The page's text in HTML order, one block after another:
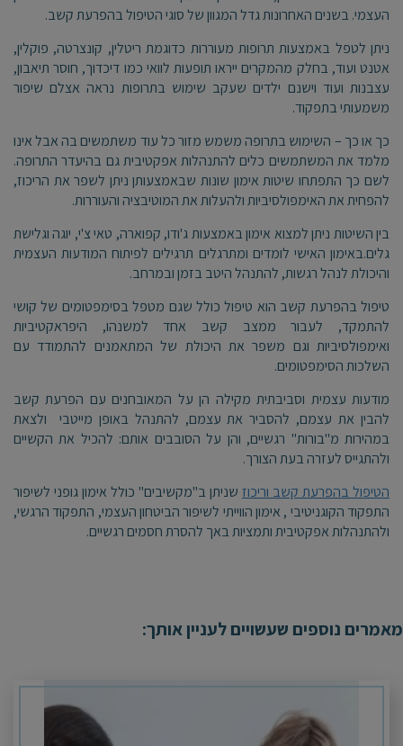
העצמי. בשנים האחרונות גדל המגוון של סוגי הטיפול בהפרעת קשב.
ניתן לטפל באמצעות תרופות מעוררות כדוגמת ריטלין, קונצרטה, פוקלין,
אטנט ועוד, בחלק מהמקרים ייראו תופעות לוואי כמו דיכדוך, חוסר תיאבון,
עצבנות ועוד וישנם ילדים שעקב שימוש בתרופות נראה אצלם שיפור
משמעותי בתפקוד.
כך או כך – השימוש בתרופה משמש מזור כל עוד משתמשים בה אבל אינו
מלמד את המשתמשים כלים להתנהלות אפקטיבית גם בהיעדר התרופה.
לשם כך התפתחו שיטות אימון שונות שבאמצעותן ניתן לשפר את הריכוז,
להפחית את האימפולסיביות ולהעלות את המוטיבציה והעוררות.
בין השיטות ניתן למצוא אימון באמצעות ג'ודו, קפוארה, טאי צ'י, יוגה וגלישת
גלים.באימון האישי לומדים ומתרגלים תרגילים לפיתוח המודעות העצמית
והיכולת לנהל רגשות, להתנהל היטב בזמן ובמרחב.
טיפול בהפרעת קשב הוא טיפול כולל שגם מטפל בסימפטומים של קושי
להתמקד, לעבור ממצב קשב אחד למשנהו, היפראקטיביות
ואימפולסיביות וגם משפר את היכולת של המתאמנים להתמודד עם
השלכות הסימפטומים.
מודעות עצמית וסביבתית מקילה הן על המאובחנים עם הפרעת קשב
להבין את עצמם, להסביר את עצמם, להתנהל באופן מייטבי ולצאת
במהירות מ"בורות" רגשיים, והן על הסובבים אותם: להכיל את הקשיים
ולהתגייס לעזרה בעת הצורך.
הטיפול בהפרעת קשב וריכוז שניתן ב"מקשיבים" כולל אימון גופני לשיפור
התפקוד הקוגניטיבי , אימון הווייתי לשיפור הביטחון העצמי, התפקוד הרגשי,
ולהתנהלות אפקטיבית ותמציות באך להסרת חסמים רגשיים.
מאמרים נוספים שעשויים לעניין אותך: